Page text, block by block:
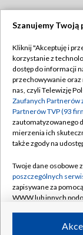
Abonament
Emisja w TVP
Centrum
Naziemna
Rada
System NOS
Informacje o
Program dla
Szanujemy Twoją
Kliknij "Akceptuję i
korzystanie z
dostęp do informacji
przechowywanie oraz
nas, czyli Telewizję
Zaufanych Partnerów
Partnerów TVP (93
zautomatyzowanego
mierzenia ich
także zgody na
Twoje dane osobowe
poszczególnych
zapisywane za
WWW lub innych
ruchu w Internecie.